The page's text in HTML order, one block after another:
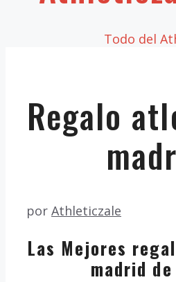
Todo del
Regalo
por Athleticzale
Las Mejores
madrid